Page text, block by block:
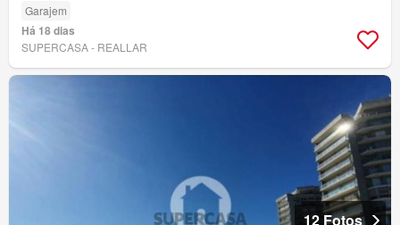
Garajem
Há 18 dias
SUPERCASA - REALLAR
12 Fotos